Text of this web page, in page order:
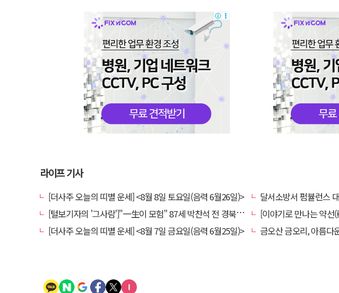
라이프 기사
[더사주 오늘의 띠별 운세] <8월 8일 토요일(음력 6월26일)>
달서소방서 펌뷸런스 대원
[털보기자의 '그사람']"一生이 모험" 87세 박찬석 전 경북대 총장
[이야기로 만나는 약
[더사주 오늘의 띠별 운세] <8월 7일 금요일(음력 6월25일)>
금오산 금오리, 아름다